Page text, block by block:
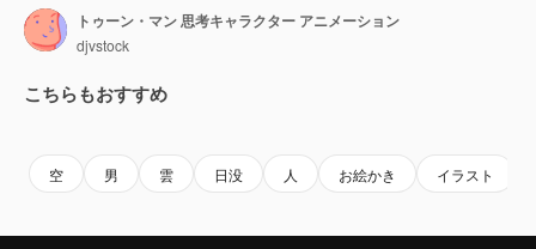
トゥーン・マン 思考キャラクター アニメーション
djvstock
こちらもおすすめ
空 男 雲 日没 人 お絵かき イラスト